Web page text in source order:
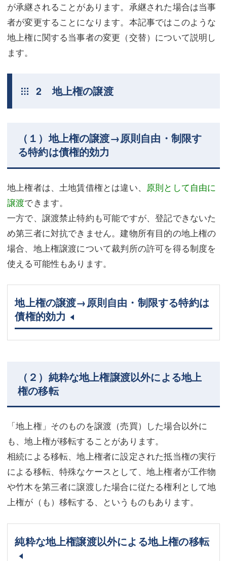
が承継されることがあります。承継された場合は当事
者が変更することになります。本記事ではこのような
地上権に関する当事者の変更（交替）について説明し
ます。
2 地上権の譲渡
（１）地上権の譲渡→原則自由・制限す
る特約は債権的効力
地上権者は、土地賃借権とは違い、 原則として自由に
譲渡できます。
一方で、譲渡禁止特約も可能ですが、登記できないた
め第三者に対抗できません。建物所有目的の地上権の
場合、地上権譲渡について裁判所の許可を得る制度を
使える可能性もあります。
地上権の譲渡→原則自由・制限する特約は
債権的効力
（２）純粋な地上権譲渡以外による地上
権の移転
「地上権」そのものを譲渡（売買）した場合以外に
も、地上権が移転することがあります。
相続による移転、地上権者に設定された抵当権の実行
による移転、特殊なケースとして、地上権者が工作物
や竹木を第三者に譲渡した場合に従たる権利として地
上権が（も）移転する、というものもあります。
純粋な地上権譲渡以外による地上権の移転